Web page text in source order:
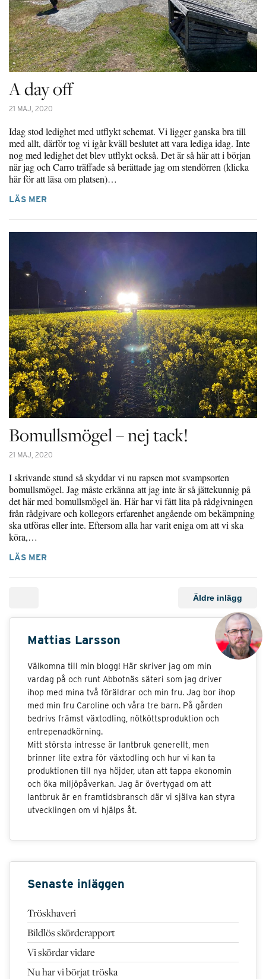
A day off
21 MAJ, 2020
Idag stod ledighet med utflykt schemat. Vi ligger ganska bra till
med allt, därför tog vi igår kväll beslutet att vara lediga idag. Inte
nog med ledighet det blev utflykt också. Det är så här att i början
när jag och Carro träffade så berättade jag om stendörren (klicka
här för att läsa om platsen)…
LÄS MER
Bomullsmögel – nej tack!
21 MAJ, 2020
I skrivande stund så skyddar vi nu rapsen mot svampsorten
bomullsmögel. Jag måste erkänna att jag inte är så jättekunnig på
det här med bomullsmögel än. Här har vi fått lita på rådgivningen
från rådgivare och kollegors erfarenhet angående om bekämpning
ska utföras eller inte. Eftersom alla har varit eniga om att vi ska
köra,…
LÄS MER
Äldre inlägg
Mattias Larsson
Välkomna till min blogg! Här skriver jag om min
vardag på och runt Abbotnäs säteri som jag driver
ihop med mina två föräldrar och min fru. Jag bor ihop
med min fru Caroline och våra tre barn. På gården
bedrivs främst växtodling, nötköttsproduktion och
entrepenadkörning.
Mitt största intresse är lantbruk generellt, men
brinner lite extra för växtodling och hur vi kan ta
produktionen till nya höjder, utan att tappa ekonomin
och öka miljöpåverkan. Jag är övertygad om att
lantbruk är en framtidsbransch där vi själva kan styra
utvecklingen om vi hjälps åt.
Senaste inläggen
Tröskhaveri
Bildlös skörderapport
Vi skördar vidare
Nu har vi börjat tröska